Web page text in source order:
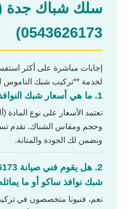
سلك شباك جدة
0543626173)
إجابات مباشرة على أكثر
لخدمة **تركيب شبك الناموس
1. ما هي أسعار شبك النوافذ للحشرات بجدة؟
تعتمد الأسعار على نوع المادة
وحجم ومقاس الشباك. نقدم
ونضمن لك الجودة والمتانة.
شبك نوافذ ساكو أو ما
نعم، فنيونا متخصصون في